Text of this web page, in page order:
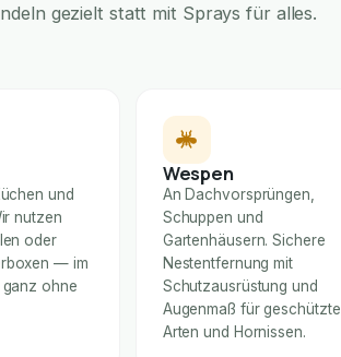
gezielt statt mit Sprays für alles.
und
nutzen
oder
— im
ohne
Wespen
An Dachvorsprüngen,
Schuppen und
Gartenhäusern. Sichere
Nestentfernung mit
Schutzausrüstung und
Augenmaß für geschützte
Arten und Hornissen.